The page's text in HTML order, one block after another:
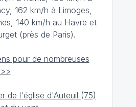
162 km/h à Limoges,
140 km/h au Havre et
(près de Paris).
pour de nombreuses
de l'église d'Auteuil (75)